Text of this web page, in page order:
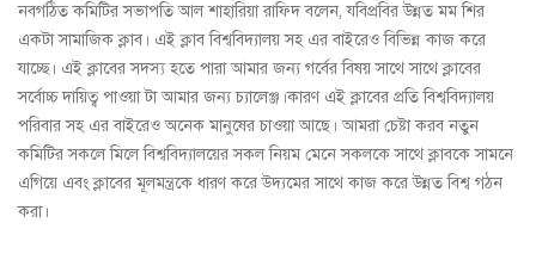
নবগঠিত কমিটির সভাপতি আল শাহারিয়া রাফিদ বলেন, যবিপ্রবির উন্নত মম শির
একটা সামাজিক ক্লাব। এই ক্লাব বিশ্ববিদ্যালয় সহ এর বাইরেও বিভিন্ন কাজ করে
যাচ্ছে। এই ক্লাবের সদস্য হতে পারা আমার জন্য গর্বের বিষয় সাথে সাথে ক্লাবের
সর্বোচ্চ দায়িত্ব পাওয়া টা আমার জন্য চ্যালেঞ্জ।কারণ এই ক্লাবের প্রতি বিশ্ববিদ্যালয়
পরিবার সহ এর বাইরেও অনেক মানুষের চাওয়া আছে। আমরা চেষ্টা করব নতুন
কমিটির সকলে মিলে বিশ্ববিদ্যালয়ের সকল নিয়ম মেনে সকলকে সাথে ক্লাবকে সামনে
এগিয়ে এবং ক্লাবের মূলমন্ত্রকে ধারণ করে উদ্যমের সাথে কাজ করে উন্নত বিশ্ব গঠন
করা।